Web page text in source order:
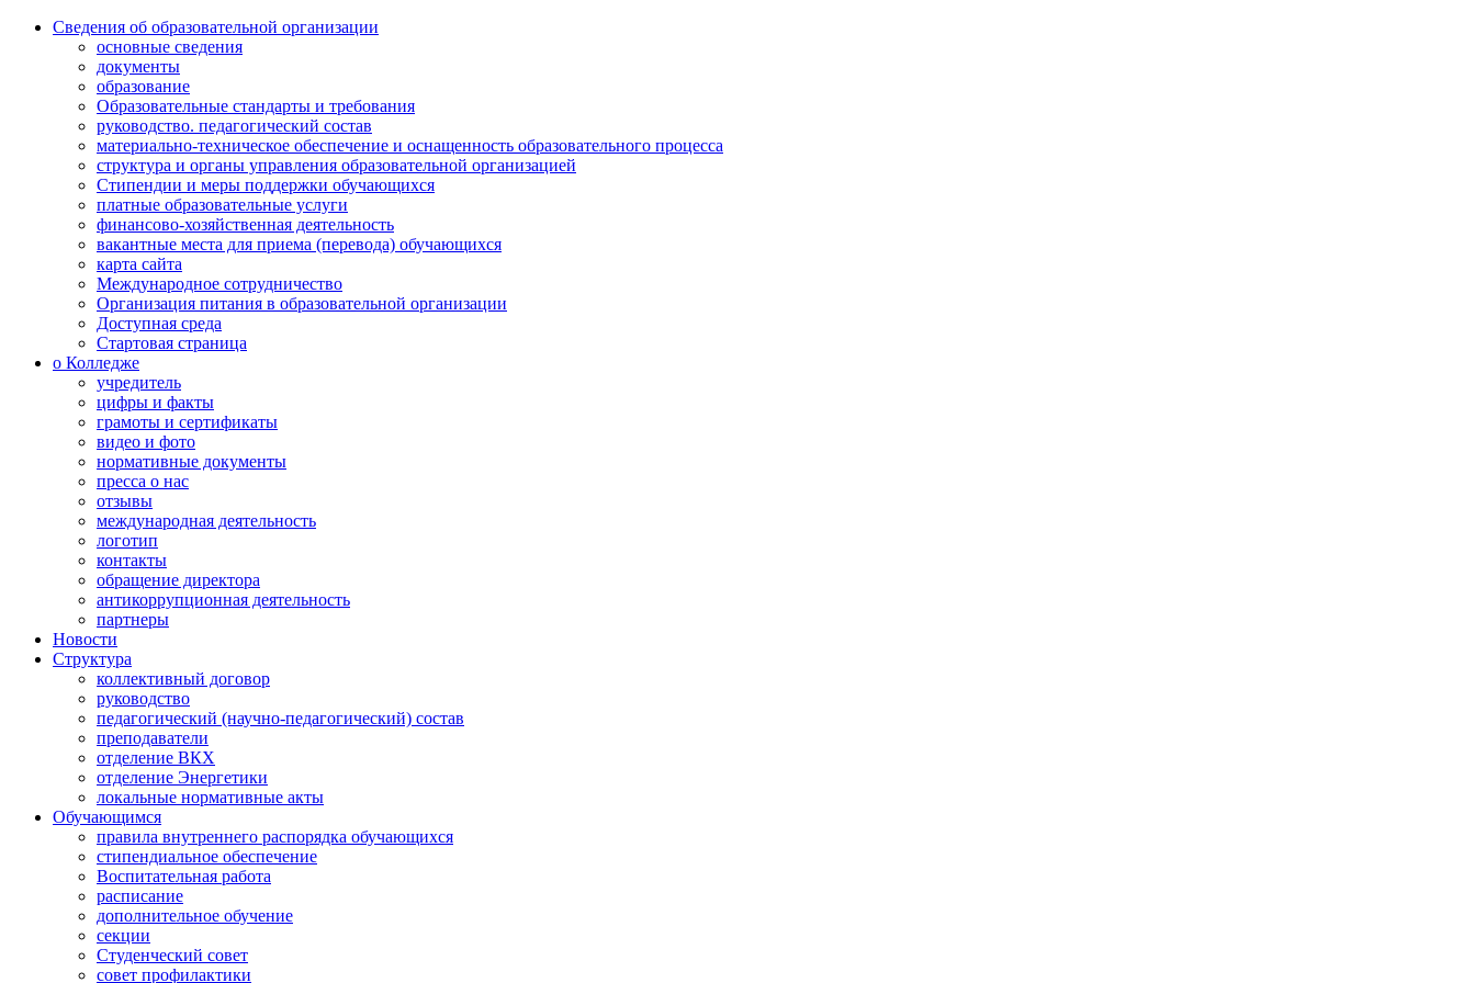
Сведения об образовательной организации
основные сведения
документы
образование
Образовательные стандарты и требования
руководство. педагогический состав
материально-техническое обеспечение и оснащенность образовательного процесса
структура и органы управления образовательной организацией
Стипендии и меры поддержки обучающихся
платные образовательные услуги
финансово-хозяйственная деятельность
вакантные места для приема (перевода) обучающихся
карта сайта
Международное сотрудничество
Организация питания в образовательной организации
Доступная среда
Стартовая страница
о Колледже
учредитель
цифры и факты
грамоты и сертификаты
видео и фото
нормативные документы
пресса о нас
отзывы
международная деятельность
логотип
контакты
обращение директора
антикоррупционная деятельность
партнеры
Новости
Структура
коллективный договор
руководство
педагогический (научно-педагогический) состав
преподаватели
отделение ВКХ
отделение Энергетики
локальные нормативные акты
Обучающимся
правила внутреннего распорядка обучающихся
стипендиальное обеспечение
Воспитательная работа
расписание
дополнительное обучение
секции
Студенческий совет
совет профилактики